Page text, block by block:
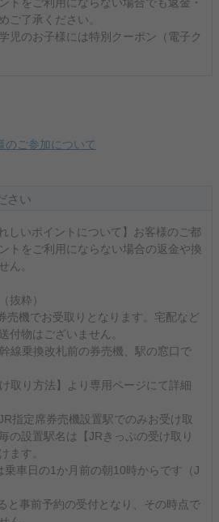
ご了承ください。
児のお子様には特別クーポン（電子ク
のご参加について
さい
しいポイントについて】お客様のご都
トをご利用にならない場合の返金や換
ん。
抜粋）
売機でお受取りとなります。宅配など
付物はございません。
線乗換改札前の券売機、駅の窓口で
取り方法】より専用ページにて詳細
指定席券売機設置駅でのみお受け取
の設置駅名は【JRきっぷの受け取り
ます。
乗車日の1か月前の朝10時からです（J
と事前予約の受付となり、その時点で